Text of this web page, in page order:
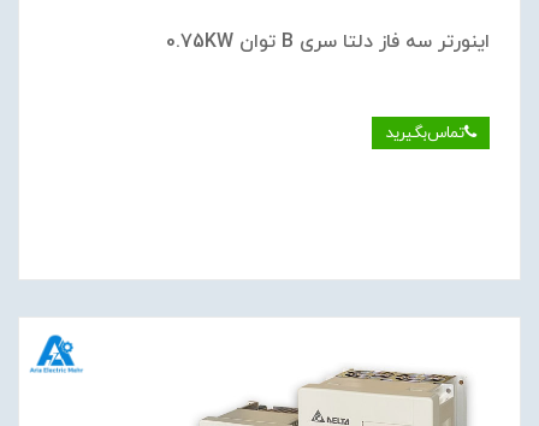
اینورتر سه فاز دلتا سری B توان 0.75KW
تماس‌بگیرید